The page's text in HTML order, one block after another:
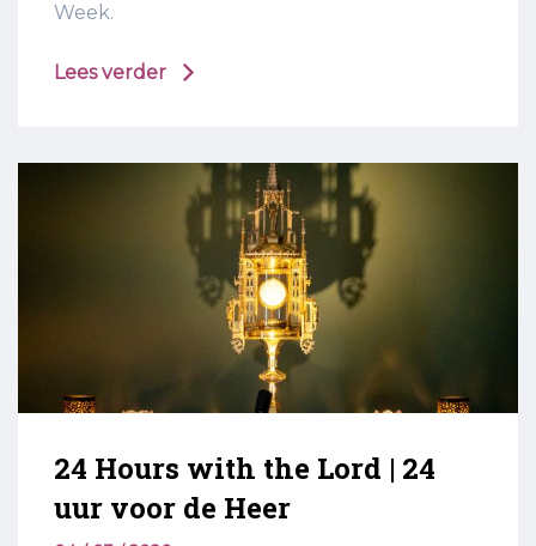
Week.
Lees verder
24 Hours with the Lord | 24
uur voor de Heer